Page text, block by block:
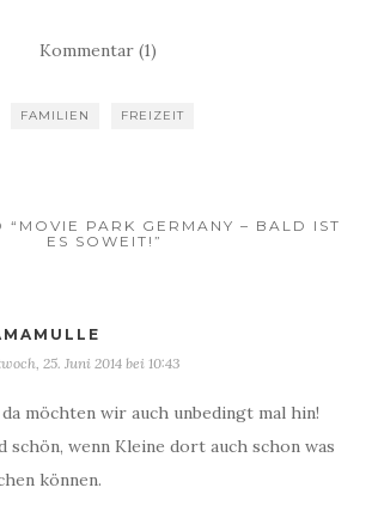
Kommentar (1)
FAMILIEN FREIZEIT
“MOVIE PARK GERMANY – BALD IST
ES SOWEIT!”
25. Juni 2014 bei 10:43
möchten wir auch unbedingt mal hin!
schön, wenn Kleine dort auch schon was
können.